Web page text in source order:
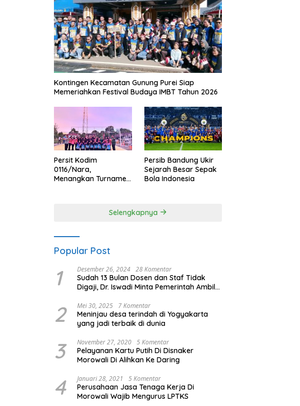
Kontingen Kecamatan Gunung Purei Siap
Memeriahkan Festival Budaya IMBT Tahun 2026
Persit Kodim
0116/Nara,
Menangkan Turnamen
Persib Bandung Ukir
Sejarah Besar Sepak
Bola Indonesia
Selengkapnya
Popular Post
1 Desember 26, 2024 28 Komentar
Sudah 13 Bulan Dosen dan Staf Tidak
Digaji, Dr. Iswadi Minta Pemerintah Ambil
2 Mei 30, 2025 7 Komentar
Meninjau desa terindah di Yogyakarta
yang jadi terbaik di dunia
3 November 27, 2020 5 Komentar
Pelayanan Kartu Putih Di Disnaker
Morowali Di Alihkan Ke Daring
4 Januari 28, 2021 5 Komentar
Perusahaan Jasa Tenaga Kerja Di
Morowali Wajib Mengurus LPTKS